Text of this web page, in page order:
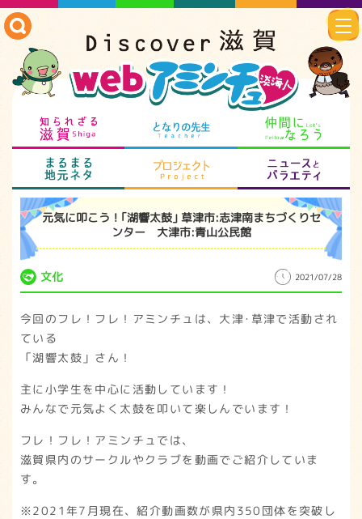
知られざる滋賀 となりの先生
まるまる地元ネタ プロジェクト
元気に叩こう！｢湖響太鼓｣ 草津市:志津南まちづくりセ
ンター 大津市:青山公民館
文化 2021/07/28
今回のフレ！フレ！アミンチュは、大津･草津で活動され
ている
「湖響太鼓」さん！
主に小学生を中心に活動しています！
みんなで元気よく太鼓を叩いて楽しんでいます！
フレ！フレ！アミンチュでは、
滋賀県内のサークルやクラブを動画でご紹介していま
す。
※2021年7月現在、紹介動画数が県内350団体を突破し